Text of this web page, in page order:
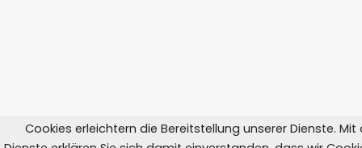
Cookies erleichtern die Bereitstellung unserer Dienste. Mit